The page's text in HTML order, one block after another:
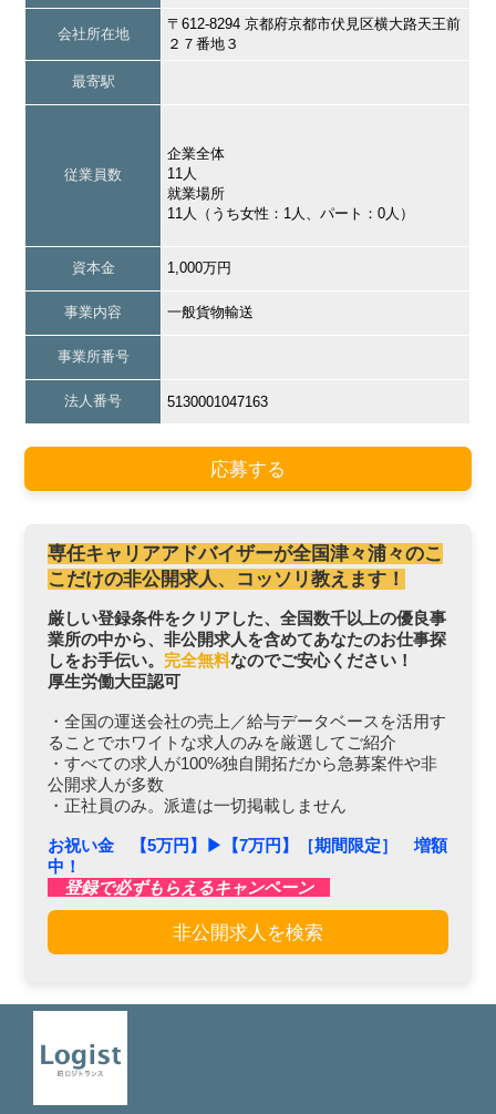
会社所在地
〒612-8294 京都府京都市伏見区横大路天王前
２７番地３
最寄駅
従業員数
企業全体
11人
就業場所
11人（うち女性：1人、パート：0人）
資本金 1,000万円
事業内容 一般貨物輸送
事業所番号
法人番号 5130001047163
応募する
専任キャリアアドバイザーが全国津々浦々のこ
こだけの非公開求人、コッソリ教えます！
厳しい登録条件をクリアした、全国数千以上の優良事
業所の中から、非公開求人を含めてあなたのお仕事探
しをお手伝い。 完全無料なのでご安心ください！
厚生労働大臣認可
・全国の運送会社の売上／給与データベースを活用す
ることでホワイトな求人のみを厳選してご紹介
・すべての求人が100%独自開拓だから急募案件や非
公開求人が多数
・正社員のみ。派遣は一切掲載しません
お祝い金 【5万円】▶︎【7万円】［期間限定］ 増額
中！
登録で必ずもらえるキャンペーン
非公開求人を検索